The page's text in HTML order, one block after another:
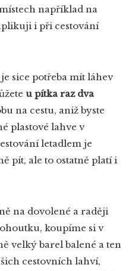
například na
i při cestování
sice potřeba mít láhev
u pítka raz dva
na cestu, aniž byste
plastové lahve v
letadlem je
pít, ale to ostatně platí i
na dovolené a raději
koupíme si v
velký barel balené a ten
cestovních lahví,